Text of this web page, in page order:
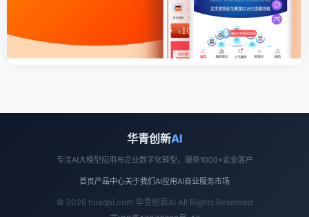
华青创新AI
专注AI大模型应用与企业数字化转型，服务1000+企业客户
首页产品中心关于我们 AI应用AI商业服务市场
© 2026 huaqai.com 华青创新AI All Rights Reserved